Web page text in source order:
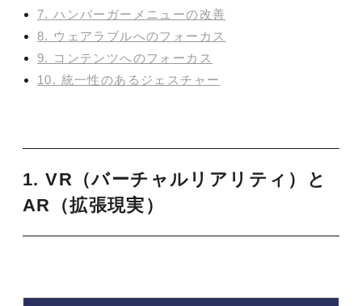
7. ハンバーガーメニューの改善
8. ウェアラブルへのフォーカス
9. コンテンツへのフォーカス
10. 統一性のあるジェスチャー
1. VR（バーチャルリアリティ）と
AR（拡張現実）